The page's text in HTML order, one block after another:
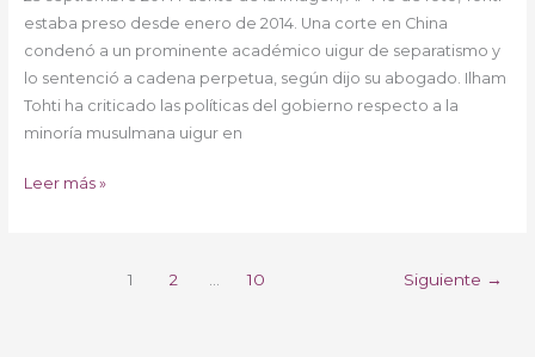
estaba preso desde enero de 2014. Una corte en China
condenó a un prominente académico uigur de separatismo y
lo sentenció a cadena perpetua, según dijo su abogado. Ilham
Tohti ha criticado las políticas del gobierno respecto a la
minoría musulmana uigur en
Leer más »
1 2 … 10 Siguiente →